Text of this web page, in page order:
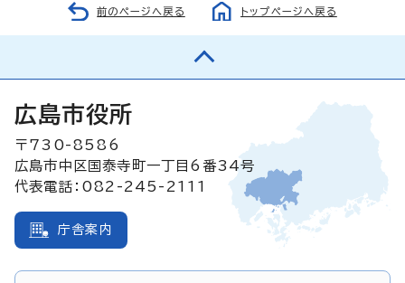
前のページへ戻る トップページへ戻る
広島市役所
〒730-8586
広島市中区国泰寺町一丁目6番34号
代表電話：082-245-2111
庁舎案内